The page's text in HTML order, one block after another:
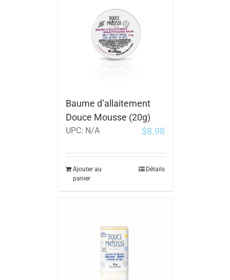
Baume d’allaitement
Douce Mousse (20g)
UPC: N/A $8.98
Ajouter au
panier
Détails